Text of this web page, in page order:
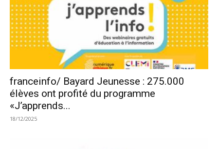
franceinfo/ Bayard Jeunesse : 275.000
élèves ont profité du programme
«J’apprends...
18/12/2025